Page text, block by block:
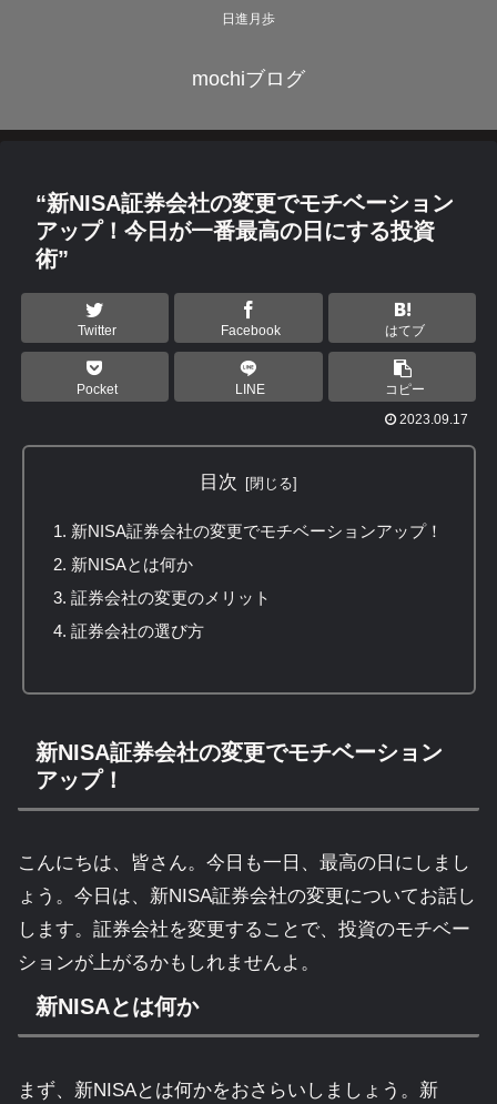
日進月歩
mochiブログ
“新NISA証券会社の変更でモチベーション
アップ！今日が一番最高の日にする投資
術”
Twitter Facebook はてブ
Pocket LINE
コピー
2023.09.17
目次
新NISA証券会社の変更でモチベーションアップ！
新NISAとは何か
証券会社の変更のメリット
証券会社の選び方
新NISA証券会社の変更でモチベーション
アップ！
こんにちは、皆さん。今日も一日、最高の日にしまし
ょう。今日は、新NISA証券会社の変更についてお話し
します。証券会社を変更することで、投資のモチベー
ションが上がるかもしれませんよ。
新NISAとは何か
まず、新NISAとは何かをおさらいしましょう。新